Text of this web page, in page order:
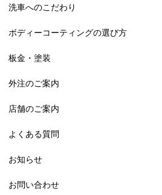
洗車へのこだわり
ボディーコーティングの選び方
板金・塗装
外注のご案内
店舗のご案内
よくある質問
お知らせ
お問い合わせ